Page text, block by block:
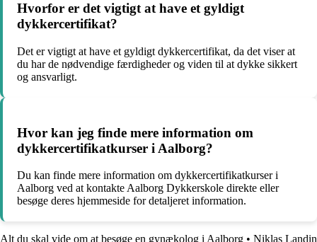
Hvorfor er det vigtigt at have et gyldigt
dykkercertifikat?
Det er vigtigt at have et gyldigt dykkercertifikat, da det viser at
du har de nødvendige færdigheder og viden til at dykke sikkert
og ansvarligt.
Hvor kan jeg finde mere information om
dykkercertifikatkurser i Aalborg?
Du kan finde mere information om dykkercertifikatkurser i
Aalborg ved at kontakte Aalborg Dykkerskole direkte eller
besøge deres hjemmeside for detaljeret information.
Alt du skal vide om at besøge en gynækolog i Aalborg • Niklas Landin